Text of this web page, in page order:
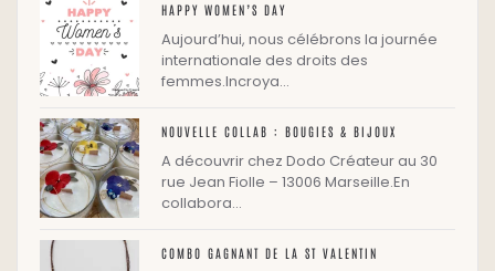
HAPPY WOMEN’S DAY
Aujourd’hui, nous célébrons la journée
internationale des droits des
femmes.Incroya…
NOUVELLE COLLAB : BOUGIES & BIJOUX
A découvrir chez Dodo Créateur au 30
rue Jean Fiolle – 13006 Marseille.En
collabora…
COMBO GAGNANT DE LA ST VALENTIN